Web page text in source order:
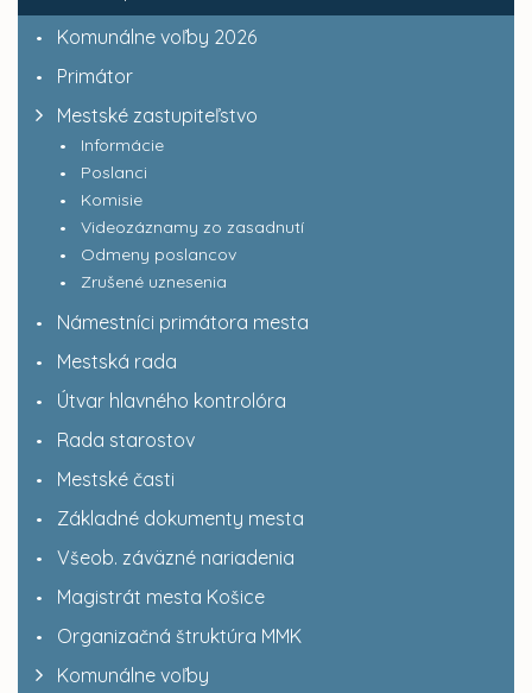
Komunálne voľby 2026
Primátor
Mestské zastupiteľstvo
Informácie
Poslanci
Komisie
Videozáznamy zo zasadnutí
Odmeny poslancov
Zrušené uznesenia
Námestníci primátora mesta
Mestská rada
Útvar hlavného kontrolóra
Rada starostov
Mestské časti
Základné dokumenty mesta
Všeob. záväzné nariadenia
Magistrát mesta Košice
Organizačná štruktúra MMK
Komunálne voľby